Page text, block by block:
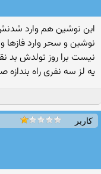
این نوشین هم وارد
نوشین و سحر وارد
نیست برا روز تولدش بد
یه لز سه نفری راه بندازه
کاربر